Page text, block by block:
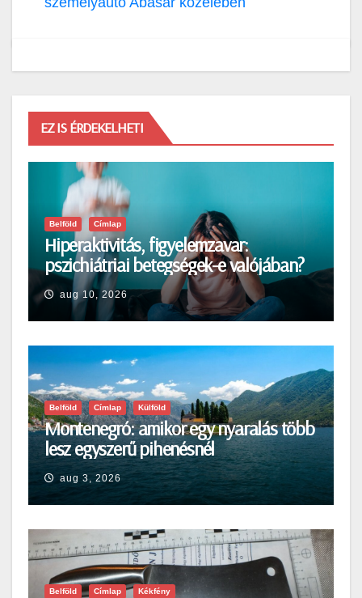
EZ IS ÉRDEKELHETI
Belföld Címlap
Hiperaktivitás, figyelemzavar:
pszichiátriai betegségek-e valójában?
aug 10, 2026
Belföld Címlap Külföld
Montenegró: amikor egy nyaralás több
lesz egyszerű pihenésnél
aug 3, 2026
Belföld Címlap Kékfény